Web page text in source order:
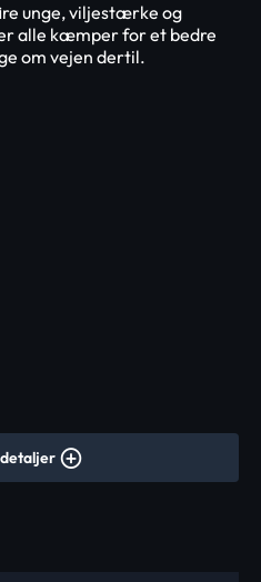
unge, viljestærke og
alle kæmper for et bedre
om vejen dertil.